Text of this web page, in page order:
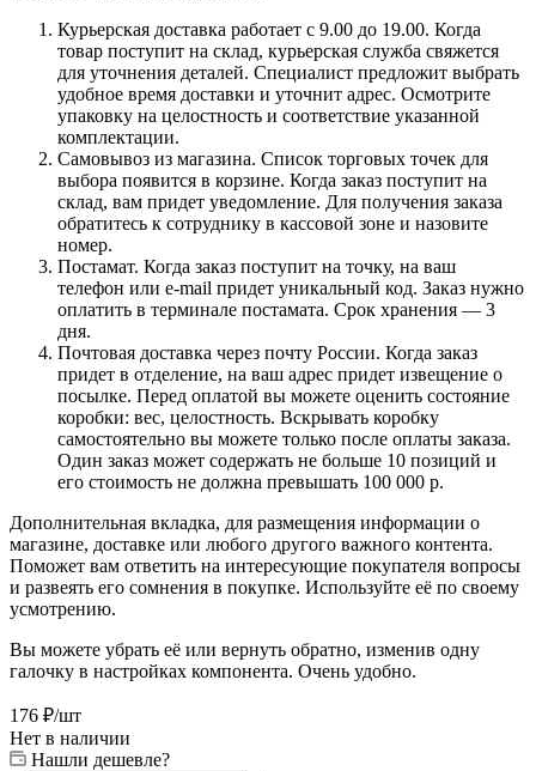
Курьерская доставка работает с 9.00 до 19.00. Когда
товар поступит на склад, курьерская служба свяжется
для уточнения деталей. Специалист предложит выбрать
удобное время доставки и уточнит адрес. Осмотрите
упаковку на целостность и соответствие указанной
комплектации.
Самовывоз из магазина. Список торговых точек для
выбора появится в корзине. Когда заказ поступит на
склад, вам придет уведомление. Для получения заказа
обратитесь к сотруднику в кассовой зоне и назовите
номер.
Постамат. Когда заказ поступит на точку, на ваш
телефон или e-mail придет уникальный код. Заказ нужно
оплатить в терминале постамата. Срок хранения — 3
дня.
Почтовая доставка через почту России. Когда заказ
придет в отделение, на ваш адрес придет извещение о
посылке. Перед оплатой вы можете оценить состояние
коробки: вес, целостность. Вскрывать коробку
самостоятельно вы можете только после оплаты заказа.
Один заказ может содержать не больше 10 позиций и
его стоимость не должна превышать 100 000 р.
Дополнительная вкладка, для размещения информации о
магазине, доставке или любого другого важного контента.
Поможет вам ответить на интересующие покупателя вопросы
и развеять его сомнения в покупке. Используйте её по своему
усмотрению.
Вы можете убрать её или вернуть обратно, изменив одну
галочку в настройках компонента. Очень удобно.
176 ₽/шт
Нет в наличии
Нашли дешевле?